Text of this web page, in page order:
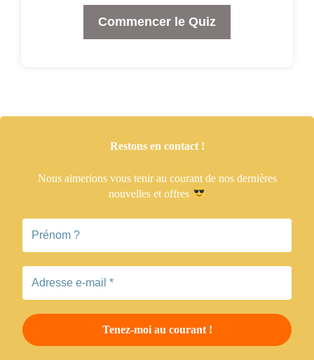
Commencer le Quiz
Restons en contact !
Nous aimerions vous tenir au courant de nos dernières
nouvelles et offres